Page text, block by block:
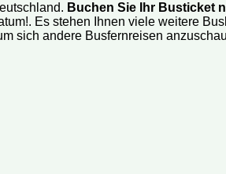
Buchen Sie Ihr Busticket
Es stehen Ihnen viele weitere
sich andere Busfernreisen